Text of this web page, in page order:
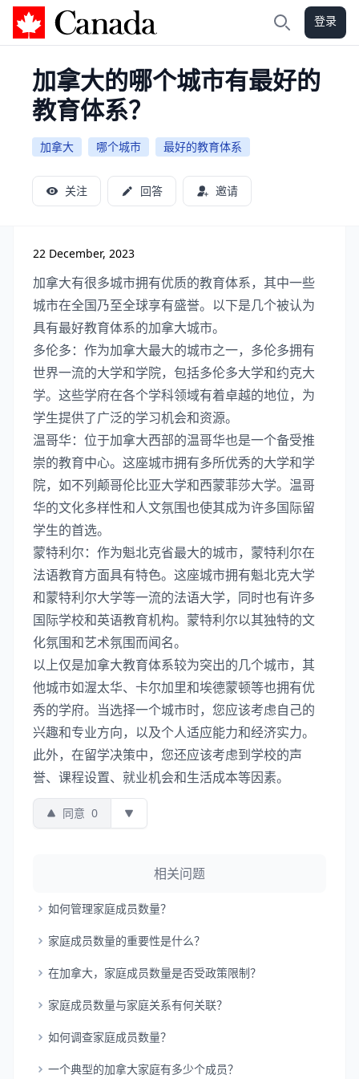
加拿大攻略 登录
加拿大的哪个城市有最好的
教育体系？
加拿大 哪个城市 最好的教育体系
关注 回答 邀请
22 December, 2023
加拿大有很多城市拥有优质的教育体系，其中一些
城市在全国乃至全球享有盛誉。以下是几个被认为
具有最好教育体系的加拿大城市。
多伦多：作为加拿大最大的城市之一，多伦多拥有
世界一流的大学和学院，包括多伦多大学和约克大
学。这些学府在各个学科领域有着卓越的地位，为
学生提供了广泛的学习机会和资源。
温哥华：位于加拿大西部的温哥华也是一个备受推
崇的教育中心。这座城市拥有多所优秀的大学和学
院，如不列颠哥伦比亚大学和西蒙菲莎大学。温哥
华的文化多样性和人文氛围也使其成为许多国际留
学生的首选。
蒙特利尔：作为魁北克省最大的城市，蒙特利尔在
法语教育方面具有特色。这座城市拥有魁北克大学
和蒙特利尔大学等一流的法语大学，同时也有许多
国际学校和英语教育机构。蒙特利尔以其独特的文
化氛围和艺术氛围而闻名。
以上仅是加拿大教育体系较为突出的几个城市，其
他城市如渥太华、卡尔加里和埃德蒙顿等也拥有优
秀的学府。当选择一个城市时，您应该考虑自己的
兴趣和专业方向，以及个人适应能力和经济实力。
此外，在留学决策中，您还应该考虑到学校的声
誉、课程设置、就业机会和生活成本等因素。
同意 0
相关问题
如何管理家庭成员数量？
家庭成员数量的重要性是什么？
在加拿大，家庭成员数量是否受政策限制？
家庭成员数量与家庭关系有何关联？
如何调查家庭成员数量？
一个典型的加拿大家庭有多少个成员？